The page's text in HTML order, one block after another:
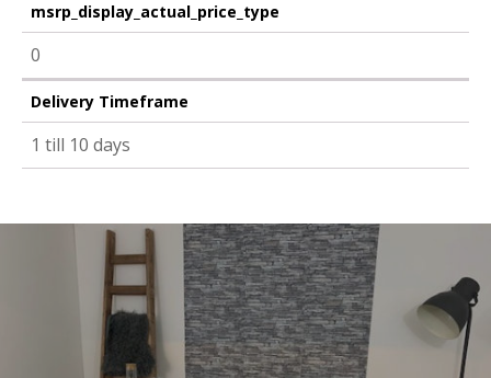
msrp_display_actual_price_type
0
Delivery Timeframe
1 till 10 days